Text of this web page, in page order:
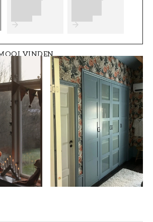
- W30 Solstrimma (2.7L)
- W30 Solstrimma (9.0L)
- W30 Solstrimma (9.0L): € 259
en betonnen plafonds - W30
:
€ 179,90
voor houten dakpanelen - W30
€ 35,90
- W30 Solstrimma (0.9L): € 25,90
VINDEN